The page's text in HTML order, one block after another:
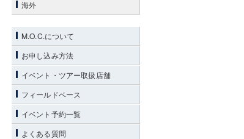
海外
M.O.C.について
お申し込み方法
イベント・ツアー取扱店舗
フィールドベース
イベント予約一覧
よくある質問